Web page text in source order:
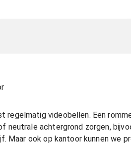
regelmatig videobellen. Een
neutrale achtergrond zorgen,
Maar ook op kantoor kunnen we